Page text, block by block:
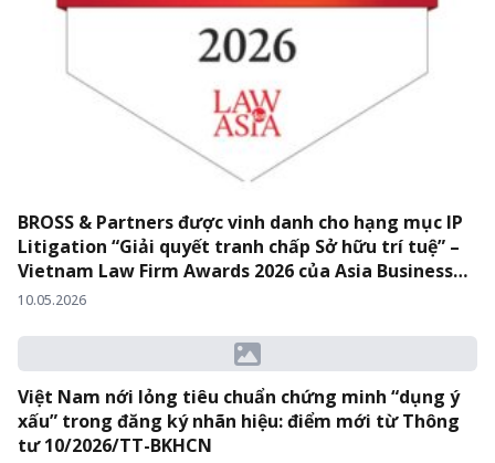
BROSS & Partners được vinh danh cho hạng mục IP
Litigation “Giải quyết tranh chấp Sở hữu trí tuệ” –
Vietnam Law Firm Awards 2026 của Asia Business
Law Journal
10.05.2026
Việt Nam nới lỏng tiêu chuẩn chứng minh “dụng ý
xấu” trong đăng ký nhãn hiệu: điểm mới từ Thông
tư 10/2026/TT-BKHCN